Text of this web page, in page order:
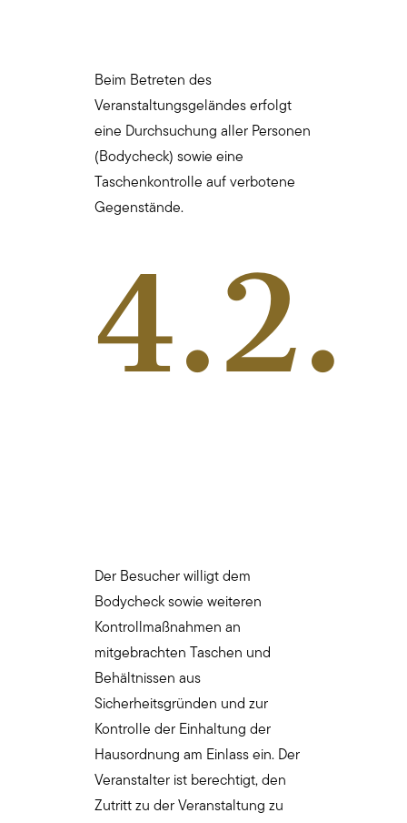
Beim Betreten des
Veranstaltungsgeländes erfolgt
eine Durchsuchung aller Personen
(Bodycheck) sowie eine
Taschenkontrolle auf verbotene
Gegenstände.
4.2.
Der Besucher willigt dem
Bodycheck sowie weiteren
Kontrollmaßnahmen an
mitgebrachten Taschen und
Behältnissen aus
Sicherheitsgründen und zur
Kontrolle der Einhaltung der
Hausordnung am Einlass ein. Der
Veranstalter ist berechtigt, den
Zutritt zu der Veranstaltung zu